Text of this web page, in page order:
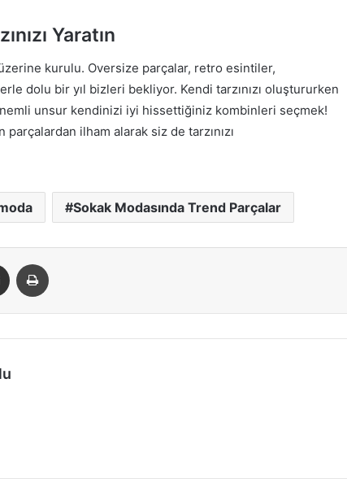
Yaratın
kurulu. Oversize parçalar, retro esintiler,
dolu bir yıl bizleri bekliyor. Kendi tarzınızı oluştururken
unsur kendinizi iyi hissettiğiniz kombinleri seçmek!
ilham alarak siz de tarzınızı
Sokak Modasında Trend Parçalar
E-Posta ile paylaş